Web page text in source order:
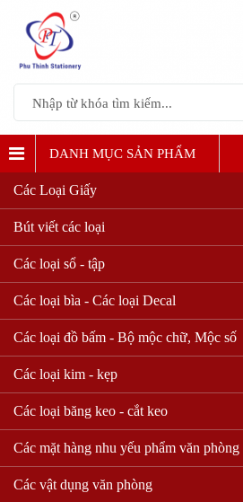
DANH MỤC SẢN PHẨM
Các Loại Giấy
Bút viết các loại
Các loại sổ - tập
Các loại bìa - Các loại Decal
Các loại đồ bấm - Bộ mộc chữ, Mộc số
Các loại kim - kẹp
Các loại băng keo - cắt keo
Các mặt hàng nhu yếu phẩm văn phòng
Các vật dụng văn phòng